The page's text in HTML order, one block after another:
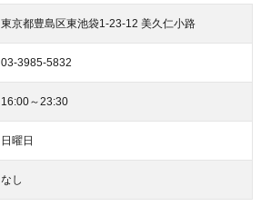
東京都豊島区東池袋1-23-12 美久仁小路
03-3985-5832
16:00～23:30
日曜日
なし